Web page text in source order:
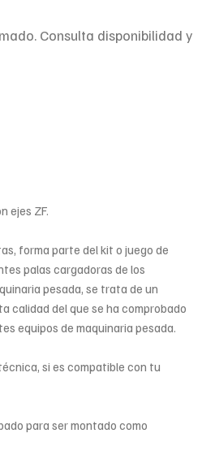
Consulta disponibilidad y
ejes ZF.
forma parte del kit o juego de
palas cargadoras de los
pesada, se trata de un
calidad del que se ha comprobado
equipos de maquinaria pesada.
si es compatible con tu
para ser montado como